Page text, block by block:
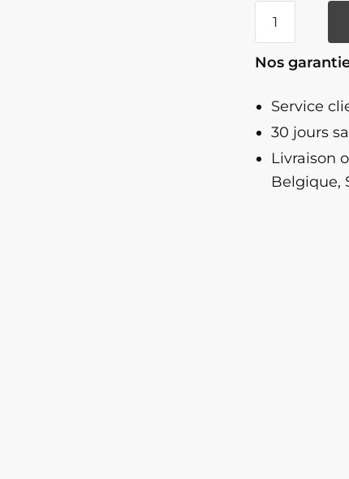
Plante
Nos
Service
30 jours
Livraison
Belgique,